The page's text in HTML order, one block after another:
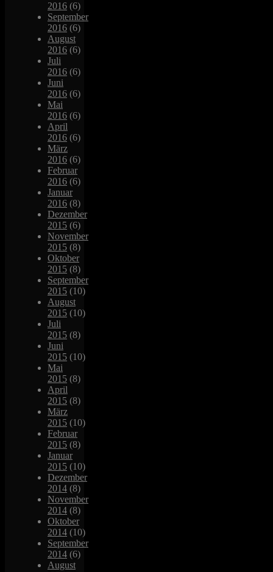
2016 (6)
September
2016 (6)
August
2016 (6)
Juli
2016 (6)
Juni
2016 (6)
Mai
2016 (6)
April
2016 (6)
März
2016 (6)
Februar
2016 (6)
Januar
2016 (8)
Dezember
2015 (6)
November
2015 (8)
Oktober
2015 (8)
September
2015 (10)
August
2015 (10)
Juli
2015 (8)
Juni
2015 (10)
Mai
2015 (8)
April
2015 (8)
März
2015 (10)
Februar
2015 (8)
Januar
2015 (10)
Dezember
2014 (8)
November
2014 (8)
Oktober
2014 (10)
September
2014 (6)
August